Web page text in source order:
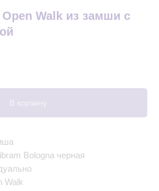
Walk из замши с
В корзину
Bologna черная
Walk